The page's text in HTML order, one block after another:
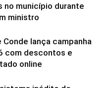
no município durante
ministro
lança campanha
com descontos e
online